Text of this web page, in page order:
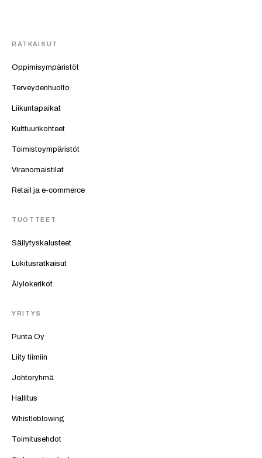
RATKAISUT
Oppimisympäristöt
Terveydenhuolto
Liikuntapaikat
Kulttuurikohteet
Toimistoympäristöt
Viranomaistilat
Retail ja e-commerce
TUOTTEET
Säilytyskalusteet
Lukitusratkaisut
Älylokerikot
YRITYS
Punta Oy
Liity tiimiin
Johtoryhmä
Hallitus
Whistleblowing
Toimitusehdot